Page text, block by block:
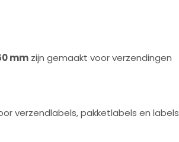
mm zijn gemaakt voor verzendingen
verzendlabels, pakketlabels en labels